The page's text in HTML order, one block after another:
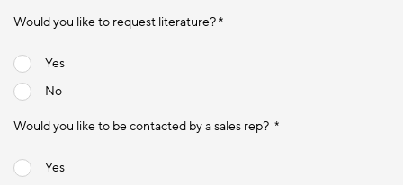
Would you like to request literature? *
Yes
No
Would you like to be contacted by a sales rep? *
Yes